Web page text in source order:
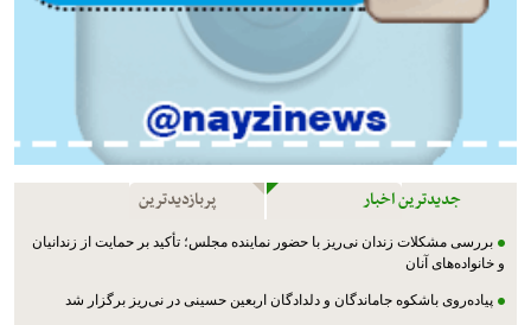
جدیدترین اخبار پربازدیدترین
بررسی مشکلات زندان نی‌ریز با حضور نماینده مجلس؛ تأکید بر حمایت از زندانیان
و خانواده‌های آنان
پیاده‌روی باشکوه جاماندگان و دلدادگان اربعین حسینی در نی‌ریز برگزار شد